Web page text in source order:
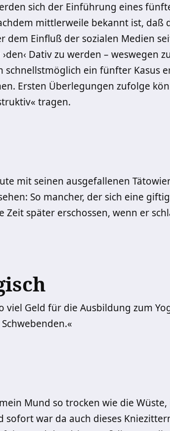
sich der Einführung eines
mittlerweile bekannt ist, daß
dem Einfluß der sozialen Medien
Dativ zu werden – weswegen
schnellstmöglich ein fünfter Kasus
Ersten Überlegungen zufolge
tragen.
mit seinen ausgefallenen
So mancher, der sich eine
Zeit später erschossen, wenn er
viel Geld für die Ausbildung zum
Mund so trocken wie die Wüste,
sofort war da auch dieses